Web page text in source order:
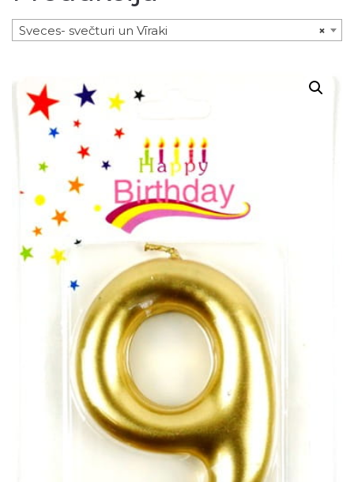
×
Sveces- svečturi un Vīraki